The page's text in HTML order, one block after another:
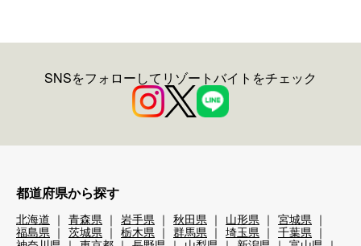
SNSをフォローしてリゾートバイトをチェック
都道府県から探す
北海道 青森県 岩手県 秋田県 山形県
宮城県
福島県
茨城県 栃木県 群馬県 埼玉県
千葉県